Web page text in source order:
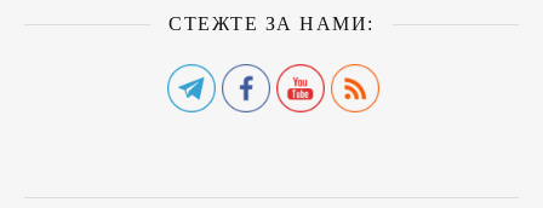
СТЕЖТЕ ЗА НАМИ: